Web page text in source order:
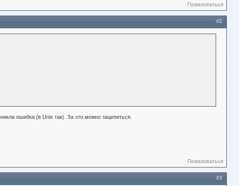
Пожаловаться
#2
ошибка (в Unix так). За это можно зацепиться.
Пожаловаться
#3